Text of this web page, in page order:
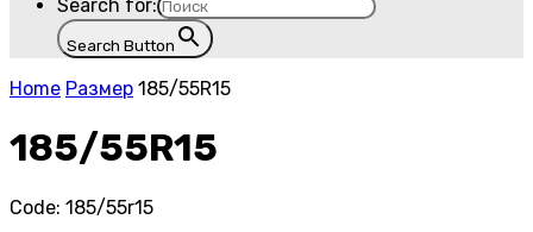
Search for:
Search Button
Home Размер 185/55R15
185/55R15
Code: 185/55r15